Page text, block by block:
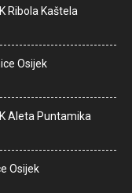
Ribola Kaštela
Osijek
Aleta Puntamika
Osijek